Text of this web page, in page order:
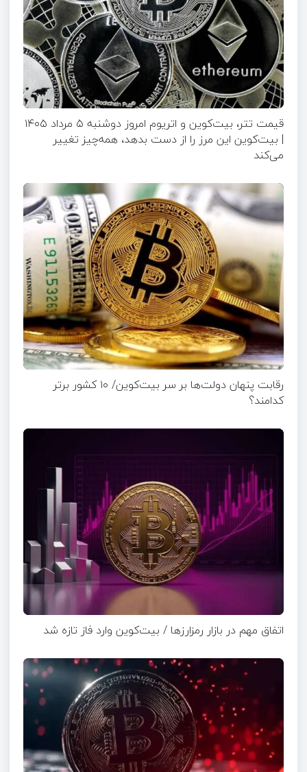
قیمت تتر، بیت‌کوین و اتریوم امروز دوشنبه ۵ مرداد ۱۴۰۵
| بیت‌کوین این مرز را از دست بدهد، همه‌چیز تغییر
می‌کند
رقابت پنهان دولت‌ها بر سر بیت‌کوین/ ۱۰ کشور برتر
کدامند؟
اتفاق مهم در بازار رمزارزها / بیت‌کوین وارد فاز تازه شد